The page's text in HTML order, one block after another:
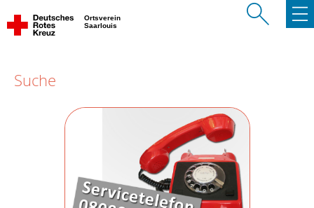
Ortsverein
Saarlouis
Suche